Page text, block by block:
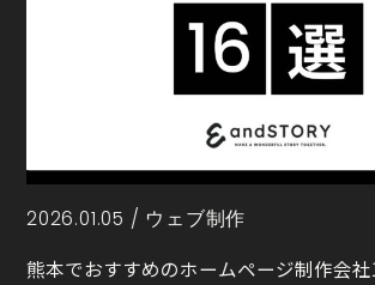
2026.01.05 / ウェブ制作
熊本でおすすめのホームページ制作会